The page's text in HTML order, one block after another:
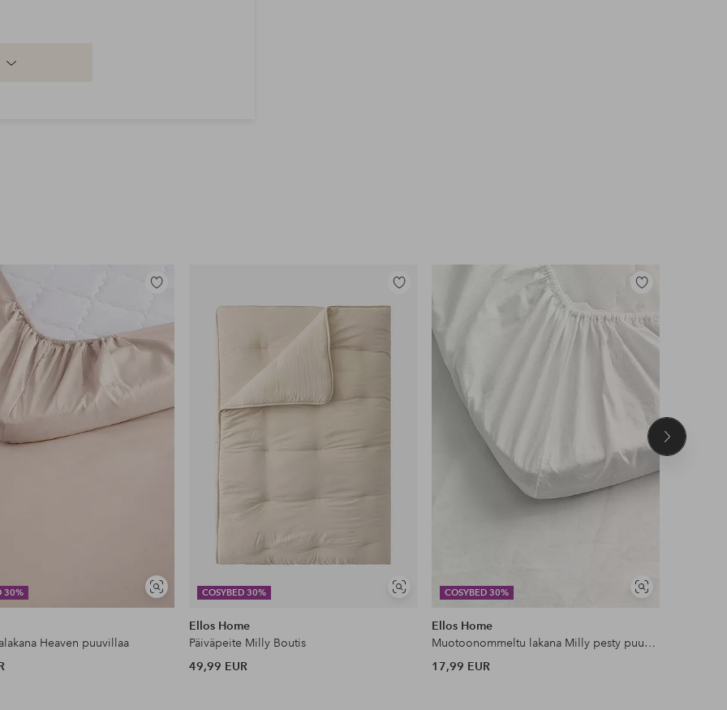
30%
Näytä
samankaltaisia
Lisää
Heaven puuvillaa
COSYBED 30%
Näytä
Lisää
suosikkeihin
Ellos Home
Päiväpeite Milly Boutis
49,99 EUR
COSYBED 30%
Näytä
Lisää
suosikkeihin
Ellos Home
Muotoonommeltu lakana Milly pesty puuvilla
17,99 EUR
Seuraava